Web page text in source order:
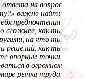
ответа на вопрос
важно найти
предпочтения,
сложнее, как ты
на что ты
решений, как ты
опорные точки,
в огромном
мире рынка труда.